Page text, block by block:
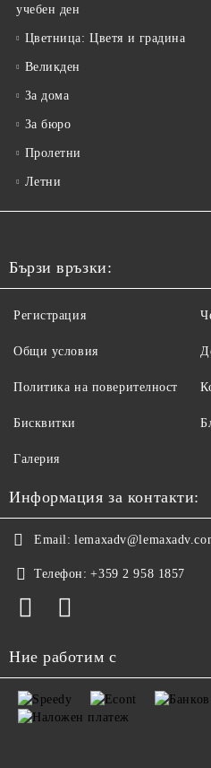
учебен ден
Цветница: Цветя и градина
Великден
За дома
За бюро
Пролетни
Летни
Бързи връзки:
Регистрация
Общи условия
Политика на поверителност
Бисквитки
Галерия
Информация за контакти:
Email:
Телефон: +359 2 958 1857
Ние работим с